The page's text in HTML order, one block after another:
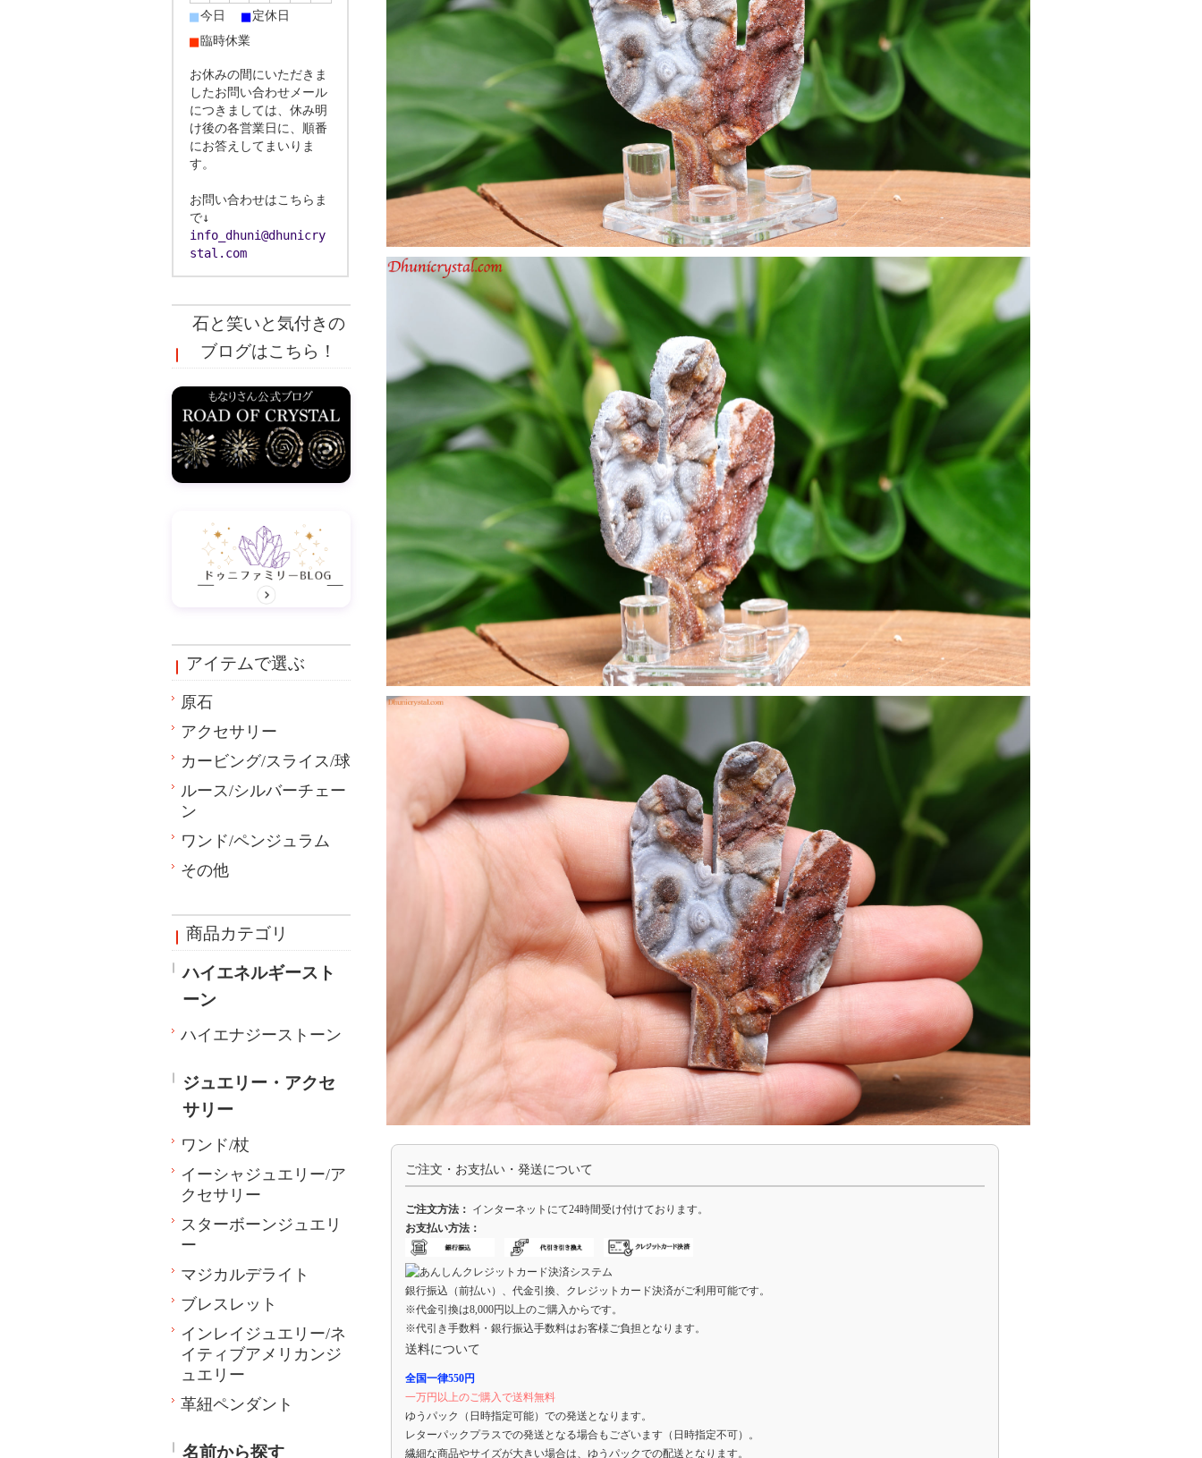
ご注文・お支払い・発送について
ご注文方法： インターネットにて24時間受け付けております。
お支払い方法：
銀行振込（前払い）、代金引換、クレジットカード決済がご利用可能です。
※代金引換は8,000円以上のご購入からです。
※代引き手数料・銀行振込手数料はお客様ご負担となります。
送料について
全国一律550円
一万円以上のご購入で送料無料
ゆうパック（日時指定可能）での発送となります。
レターパックプラスでの発送となる場合もございます（日時指定不可）。
繊細な商品やサイズが大きい場合は、ゆうパックでの配送となります。
■今日 ■定休日
■臨時休業
お休みの間にいただきま
したお問い合わせメール
につきましては、休み明
け後の各営業日に、順番
にお答えしてまいりま
す。
お問い合わせはこちらま
で↓
info_dhuni@dhunicry
stal.com
石と笑いと気付きの
ブログはこちら！
アイテムで選ぶ
原石
アクセサリー
カービング/スライス/球
ルース/シルバーチェー
ン
ワンド/ペンジュラム
その他
商品カテゴリ
ハイエネルギースト
ーン
ハイエナジーストーン
ジュエリー・アクセ
サリー
ワンド/杖
イーシャジュエリー/ア
クセサリー
スターボーンジュエリ
ー
マジカルデライト
ブレスレット
インレイジュエリー/ネ
イティブアメリカンジ
ュエリー
革紐ペンダント
名前から探す